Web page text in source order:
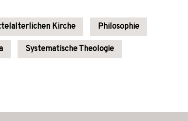
Kirche Philosophie
Systematische Theologie